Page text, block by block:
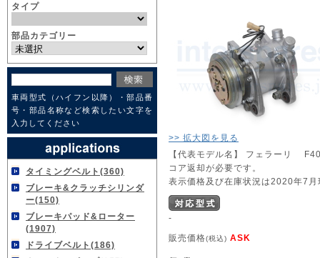
タイプ
部品カテゴリー
車両型式（ハイフン以降）・部品番
号・部品名称など検索したい文字を
入力してください
タイミングベルト(360)
ブレーキ&クラッチシリンダ
ー(150)
ブレーキパッド&ローター
(1907)
ドライブベルト(186)
>> 拡大図を見る
【代表モデル名】 フェラーリ
コア返却が必要です。
表示価格及び在庫状況は2020年7月
-
販売価格(税込) ASK